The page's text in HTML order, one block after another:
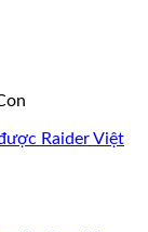
Raider Việt